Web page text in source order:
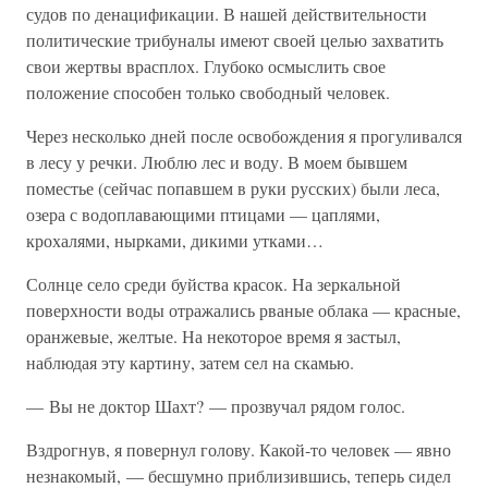
судов по денацификации. В нашей действительности
политические трибуналы имеют своей целью захватить
свои жертвы врасплох. Глубоко осмыслить свое
положение способен только свободный человек.
Через несколько дней после освобождения я прогуливался
в лесу у речки. Люблю лес и воду. В моем бывшем
поместье (сейчас попавшем в руки русских) были леса,
озера с водоплавающими птицами — цаплями,
крохалями, нырками, дикими утками…
Солнце село среди буйства красок. На зеркальной
поверхности воды отражались рваные облака — красные,
оранжевые, желтые. На некоторое время я застыл,
наблюдая эту картину, затем сел на скамью.
— Вы не доктор Шахт? — прозвучал рядом голос.
Вздрогнув, я повернул голову. Какой-то человек — явно
незнакомый, — бесшумно приблизившись, теперь сидел